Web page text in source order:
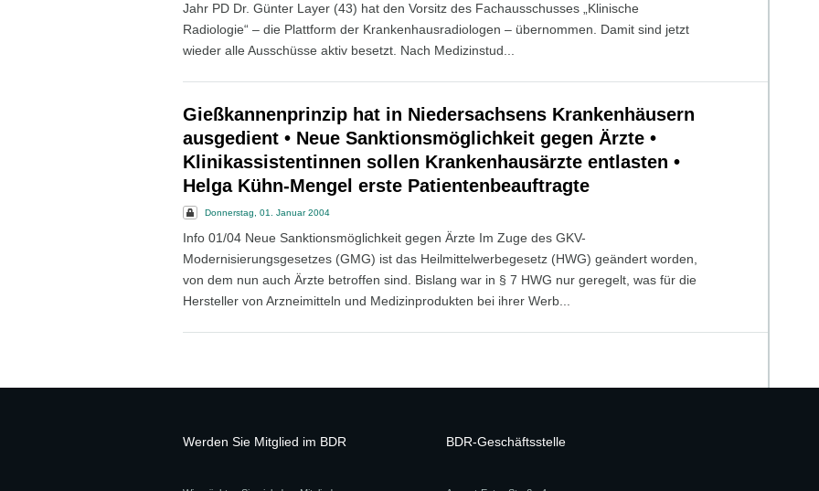
Jahr PD Dr. Günter Layer (43) hat den Vorsitz des Fachausschusses „Klinische
Radiologie“ – die Plattform der Krankenhausradiologen – übernommen. Damit sind jetzt
wieder alle Ausschüsse aktiv besetzt. Nach Medizinstud...
Gießkannenprinzip hat in Niedersachsens Krankenhäusern
ausgedient • Neue Sanktionsmöglichkeit gegen Ärzte •
Klinikassistentinnen sollen Krankenhausärzte entlasten •
Helga Kühn-Mengel erste Patientenbeauftragte
Donnerstag, 01. Januar 2004
Info 01/04 Neue Sanktionsmöglichkeit gegen Ärzte Im Zuge des GKV-
Modernisierungsgesetzes (GMG) ist das Heilmittelwerbegesetz (HWG) geändert worden,
von dem nun auch Ärzte betroffen sind. Bislang war in § 7 HWG nur geregelt, was für die
Hersteller von Arzneimitteln und Medizinprodukten bei ihrer Werb...
Werden Sie Mitglied im BDR BDR-Geschäftsstelle